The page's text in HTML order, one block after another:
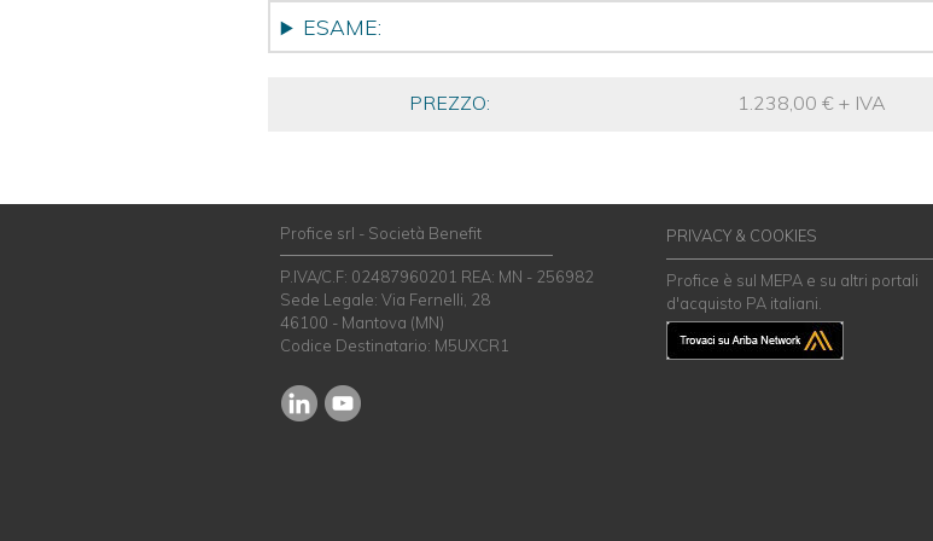
ESAME:
PREZZO: 1.238,00 € + IVA
Profice srl - Società Benefit
P.IVA/C.F: 02487960201 REA: MN - 256982
Sede Legale: Via Fernelli, 28
46100 - Mantova (MN)
Codice Destinatario: M5UXCR1
PRIVACY & COOKIES
Profice è sul MEPA e su altri portali
d'acquisto PA italiani.